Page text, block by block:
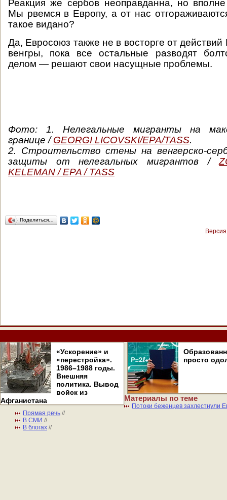
Реакция же сербов неоправданна, но вполне
Мы рвемся в Европу, а от нас
такое видано?
Да, Евросоюз также не в восторге от
венгры, пока все остальные разводят
делом — решают свои насущные проблемы.
Фото: 1. Нелегальные мигранты на
границе /GEORGI LICOVSKI/EPA/TASS.
2. Строительство стены на венгерско-
защиты от нелегальных мигрантов /
KELEMAN /EPA / TASS
Поделиться…
«Ускорение» и
«перестройка».
1986–1988 годы.
Внешняя
политика. Вывод
войск из
Афганистана
просто
Материалы по теме
Потоки беженцев захлестнули
Прямая речь //
В СМИ //
В блогах //